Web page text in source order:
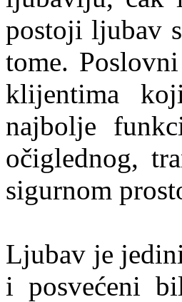
postoji ljubav
tome.
klijentima
najbolje
očiglednog,
sigurnom
Ljubav je
i posvećeni